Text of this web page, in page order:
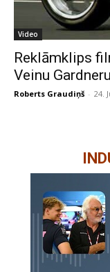
Video
Reklāmklips
Veinu Gardneru
Roberts Graudiņš - 24.